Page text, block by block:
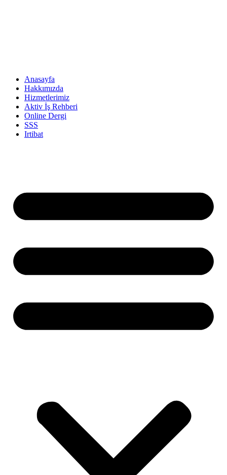
Anasayfa
Hakkımızda
Hizmetlerimiz
Aktiv İş Rehberi
Online Dergi
SSS
Irtibat